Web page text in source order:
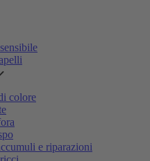
colore
e riparazioni